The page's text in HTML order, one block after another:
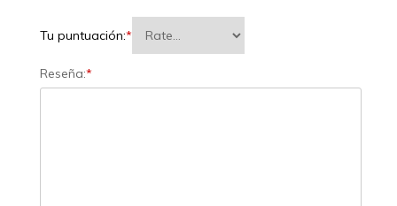
Tu puntuación:*
Reseña:*